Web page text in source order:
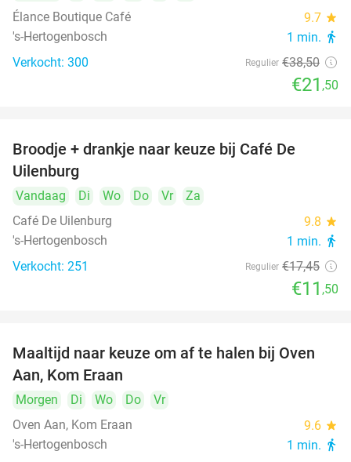
Élance Boutique Café
9.7 star
's-Hertogenbosch 1 min. directions_walk
Verkocht: 300 Regulier €38,50
€21 ,50
Broodje + drankje naar keuze bij Café De
Uilenburg
Vandaag Di Wo Do Vr
Za
Café De Uilenburg
9.8 star
's-Hertogenbosch 1 min. directions_walk
Verkocht: 251 Regulier €17,45
€11 ,50
48%
Maaltijd naar keuze om af te halen bij Oven
Aan, Kom Eraan
Morgen Di Wo Do
Vr
Oven Aan, Kom Eraan
9.6 star
's-Hertogenbosch 1 min. directions_walk